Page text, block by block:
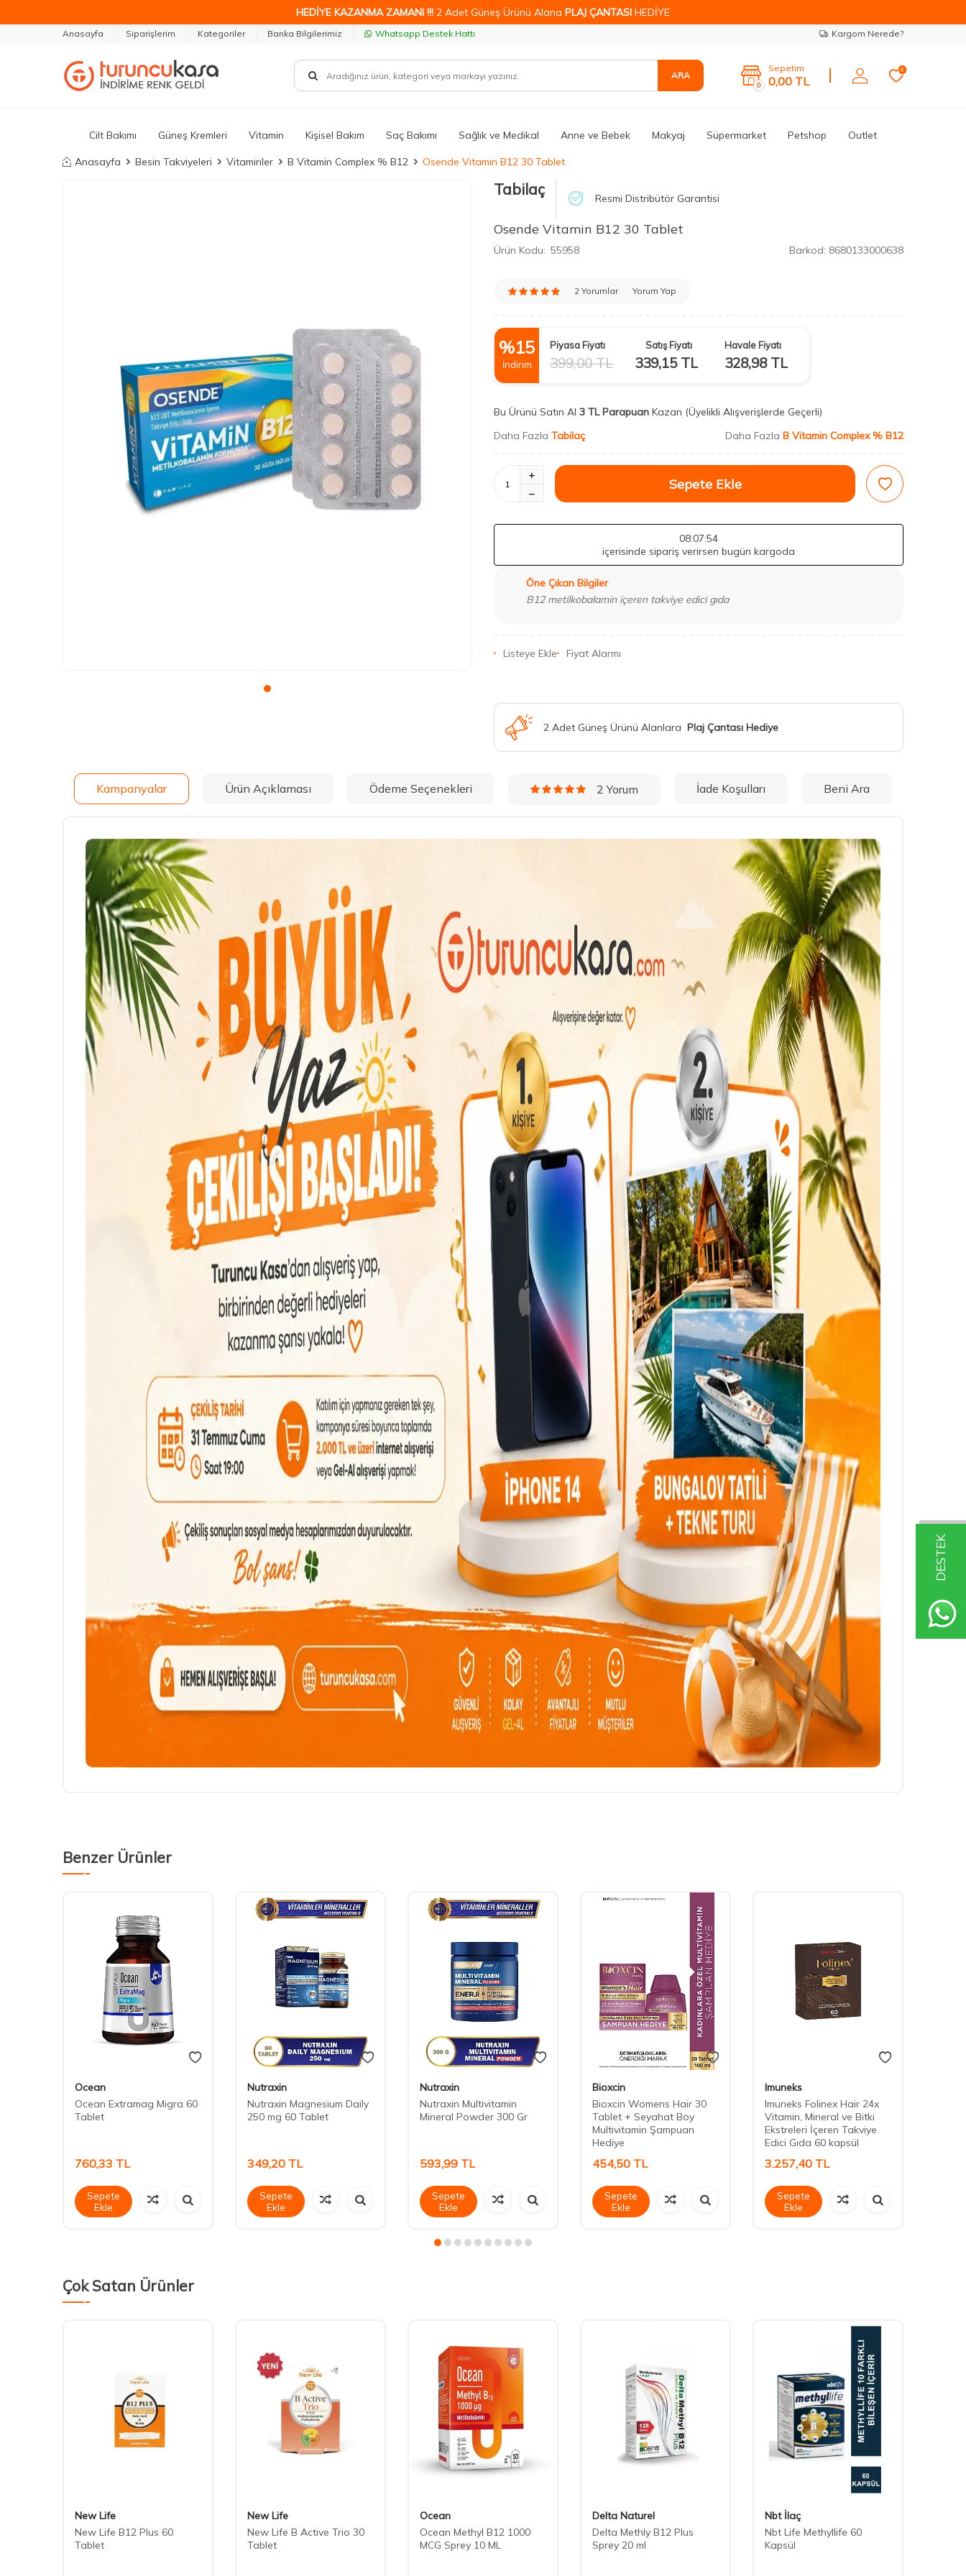
DESTEK
HEDİYE KAZANMA ZAMANI !!! 2 Adet Güneş Ürünü Alana PLAJ ÇANTASI HEDİYE
Anasayfa Siparişlerim Kategoriler Banka Bilgilerimiz Whatsapp Destek Hattı Kargom Nerede?
ARA
0
Sepetim
0,00 TL
0
Cilt Bakımı Güneş Kremleri Vitamin Kişisel Bakım Saç Bakımı Sağlık ve Medikal Anne ve Bebek Makyaj Süpermarket Petshop Outlet
Anasayfa Besin Takviyeleri Vitaminler B Vitamin Complex % B12 Osende Vitamin B12 30 Tablet
Tabilaç Resmi Distribütör Garantisi
Osende Vitamin B12 30 Tablet
Ürün Kodu: 55958 Barkod: 8680133000638
2 Yorumlar Yorum Yap
%15
İndirim
Piyasa Fiyatı
399,00TL
Satış Fiyatı
339,15TL
Havale Fiyatı
328,98TL
Bu Ürünü Satın Al 3 TL Parapuan Kazan (Üyelikli Alışverişlerde Geçerli)
Daha Fazla Tabilaç Daha Fazla B Vitamin Complex % B12
Sepete Ekle
08:07:52
içerisinde sipariş verirsen bugün kargoda
Öne Çıkan Bilgiler
B12 metilkobalamin içeren takviye edici gıda
Listeye Ekle Fiyat Alarmı
2 Adet Güneş Ürünü Alanlara Plaj Çantası Hediye
Kampanyalar Ürün Açıklaması Ödeme Seçenekleri 2 Yorum İade Koşulları Beni Ara
Benzer Ürünler
Ocean
Ocean Extramag Migra 60
Tablet
760,33 TL
Sepete
Ekle
Nutraxin
Nutraxin Magnesium Daily
250 mg 60 Tablet
349,20 TL
Sepete
Ekle
Nutraxin
Nutraxin Multivitamin
Mineral Powder 300 Gr
593,99 TL
Sepete
Ekle
Bioxcin
Bioxcin Womens Hair 30
Tablet + Seyahat Boy
Multivitamin Şampuan
Hediye
454,50 TL
Sepete
Ekle
Imuneks
Imuneks Folinex Hair 24x
Vitamin, Mineral ve Bitki
Ekstreleri İçeren Takviye
Edici Gıda 60 kapsül
3.257,40 TL
Sepete
Ekle
Çok Satan Ürünler
New Life
New Life B12 Plus 60
Tablet
New Life
New Life B Active Trio 30
Tablet
Ocean
Ocean Methyl B12 1000
MCG Sprey 10 ML
Delta Naturel
Delta Methly B12 Plus
Sprey 20 ml
Nbt İlaç
Nbt Life Methyllife 60
Kapsül